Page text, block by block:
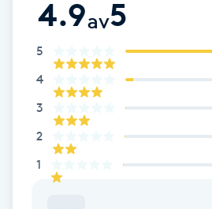
Fotsvamp
Fotvård
Fransar
Fransborttagning
4.9av5
5
4
3
2
1